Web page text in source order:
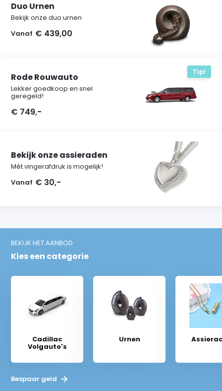
Duo Urnen
Bekijk onze duo urnen
Vanaf € 439,00
Rode Rouwauto
Lekker goedkoop en snel
geregeld!
€ 749,-
Tip!
Bekijk onze assieraden
Mét vingerafdruk is mogelijk!
Vanaf € 30,-
BEKIJK HET AANBOD
Kies een categorie
Bespaar geld
Cadillac
Volgauto's
Urnen